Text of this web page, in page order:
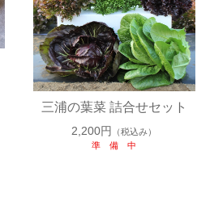
三浦の葉菜 詰合せセット
2,200円
（税込み）
準 備 中